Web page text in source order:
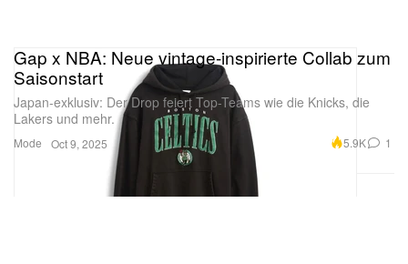
Mode
Gap x NBA: Neue vintage-inspirierte Collab zum
Saisonstart
Japan-exklusiv: Der Drop feiert Top-Teams wie die Knicks, die
Lakers und mehr.
Oct 9, 2025 5.9K 1